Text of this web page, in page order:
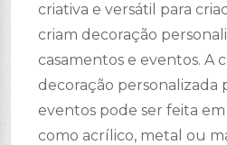
criativa e versátil para
criam decoração
casamentos e eventos. A
decoração personalizada
eventos pode ser feita em
como acrílico, metal ou